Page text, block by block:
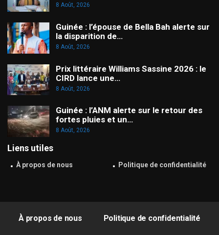
8 Août, 2026
Guinée : l’épouse de Bella Bah alerte sur
la disparition de…
8 Août, 2026
Prix littéraire Williams Sassine 2026 : le
CIRD lance une…
8 Août, 2026
Guinée : l’ANM alerte sur le retour des
fortes pluies et un…
8 Août, 2026
Liens utiles
À propos de nous Politique de confidentialité
À propos de nous Politique de confidentialité